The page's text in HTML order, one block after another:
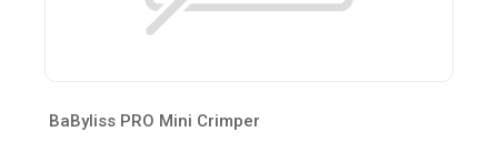
BaByliss PRO Mini Crimper